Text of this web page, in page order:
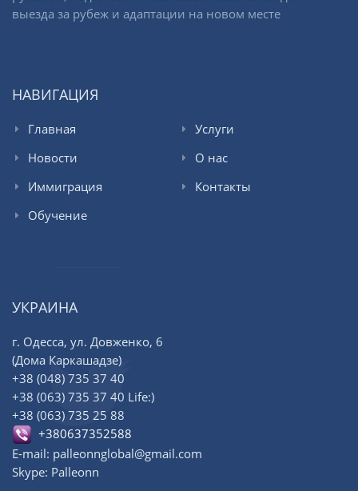
выезда за рубеж и адаптации на новом месте
НАВИГАЦИЯ
Главная
Новости
Иммиграция
Обучение
Услуги
О нас
Контакты
УКРАИНА
г. Одесса, ул. Довженко, 6
(Дома Каркашадзе)
+38 (048) 735 37 40
+38 (063) 735 37 40 Life:)
+38 (063) 735 25 88
+380637352588
E-mail: palleonnglobal@gmail.com
Skype: Palleonn